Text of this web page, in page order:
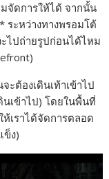
จัดการให้ได้ จากนั้น
ะหว่างทางพรอมโต้
ไปถ่ายรูปก่อนได้ไหม
ะต้องเดินเท้าเข้าไป
นเข้าไป) โดยในพื้นที่
เราได้จัดการตลอด
ข็ง)